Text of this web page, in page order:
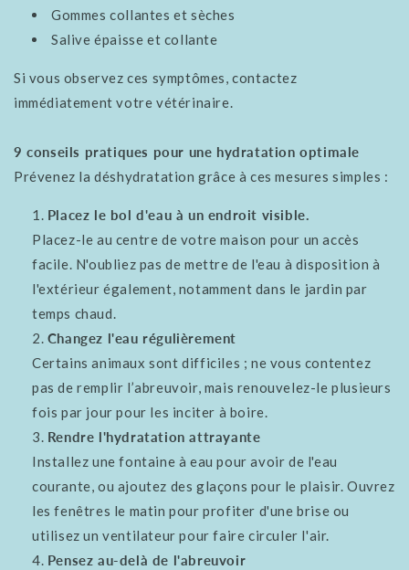
Gommes collantes et sèches
Salive épaisse et collante
Si vous observez ces symptômes, contactez
immédiatement votre vétérinaire.
9 conseils pratiques pour une hydratation optimale
Prévenez la déshydratation grâce à ces mesures simples :
Placez le bol d'eau à un endroit visible.
Placez-le au centre de votre maison pour un accès
facile. N'oubliez pas de mettre de l'eau à disposition à
l'extérieur également, notamment dans le jardin par
temps chaud.
Changez l'eau régulièrement
Certains animaux sont difficiles ; ne vous contentez
pas de remplir l’abreuvoir, mais renouvelez-le plusieurs
fois par jour pour les inciter à boire.
Rendre l'hydratation attrayante
Installez une fontaine à eau pour avoir de l'eau
courante, ou ajoutez des glaçons pour le plaisir. Ouvrez
les fenêtres le matin pour profiter d'une brise ou
utilisez un ventilateur pour faire circuler l'air.
Pensez au-delà de l'abreuvoir